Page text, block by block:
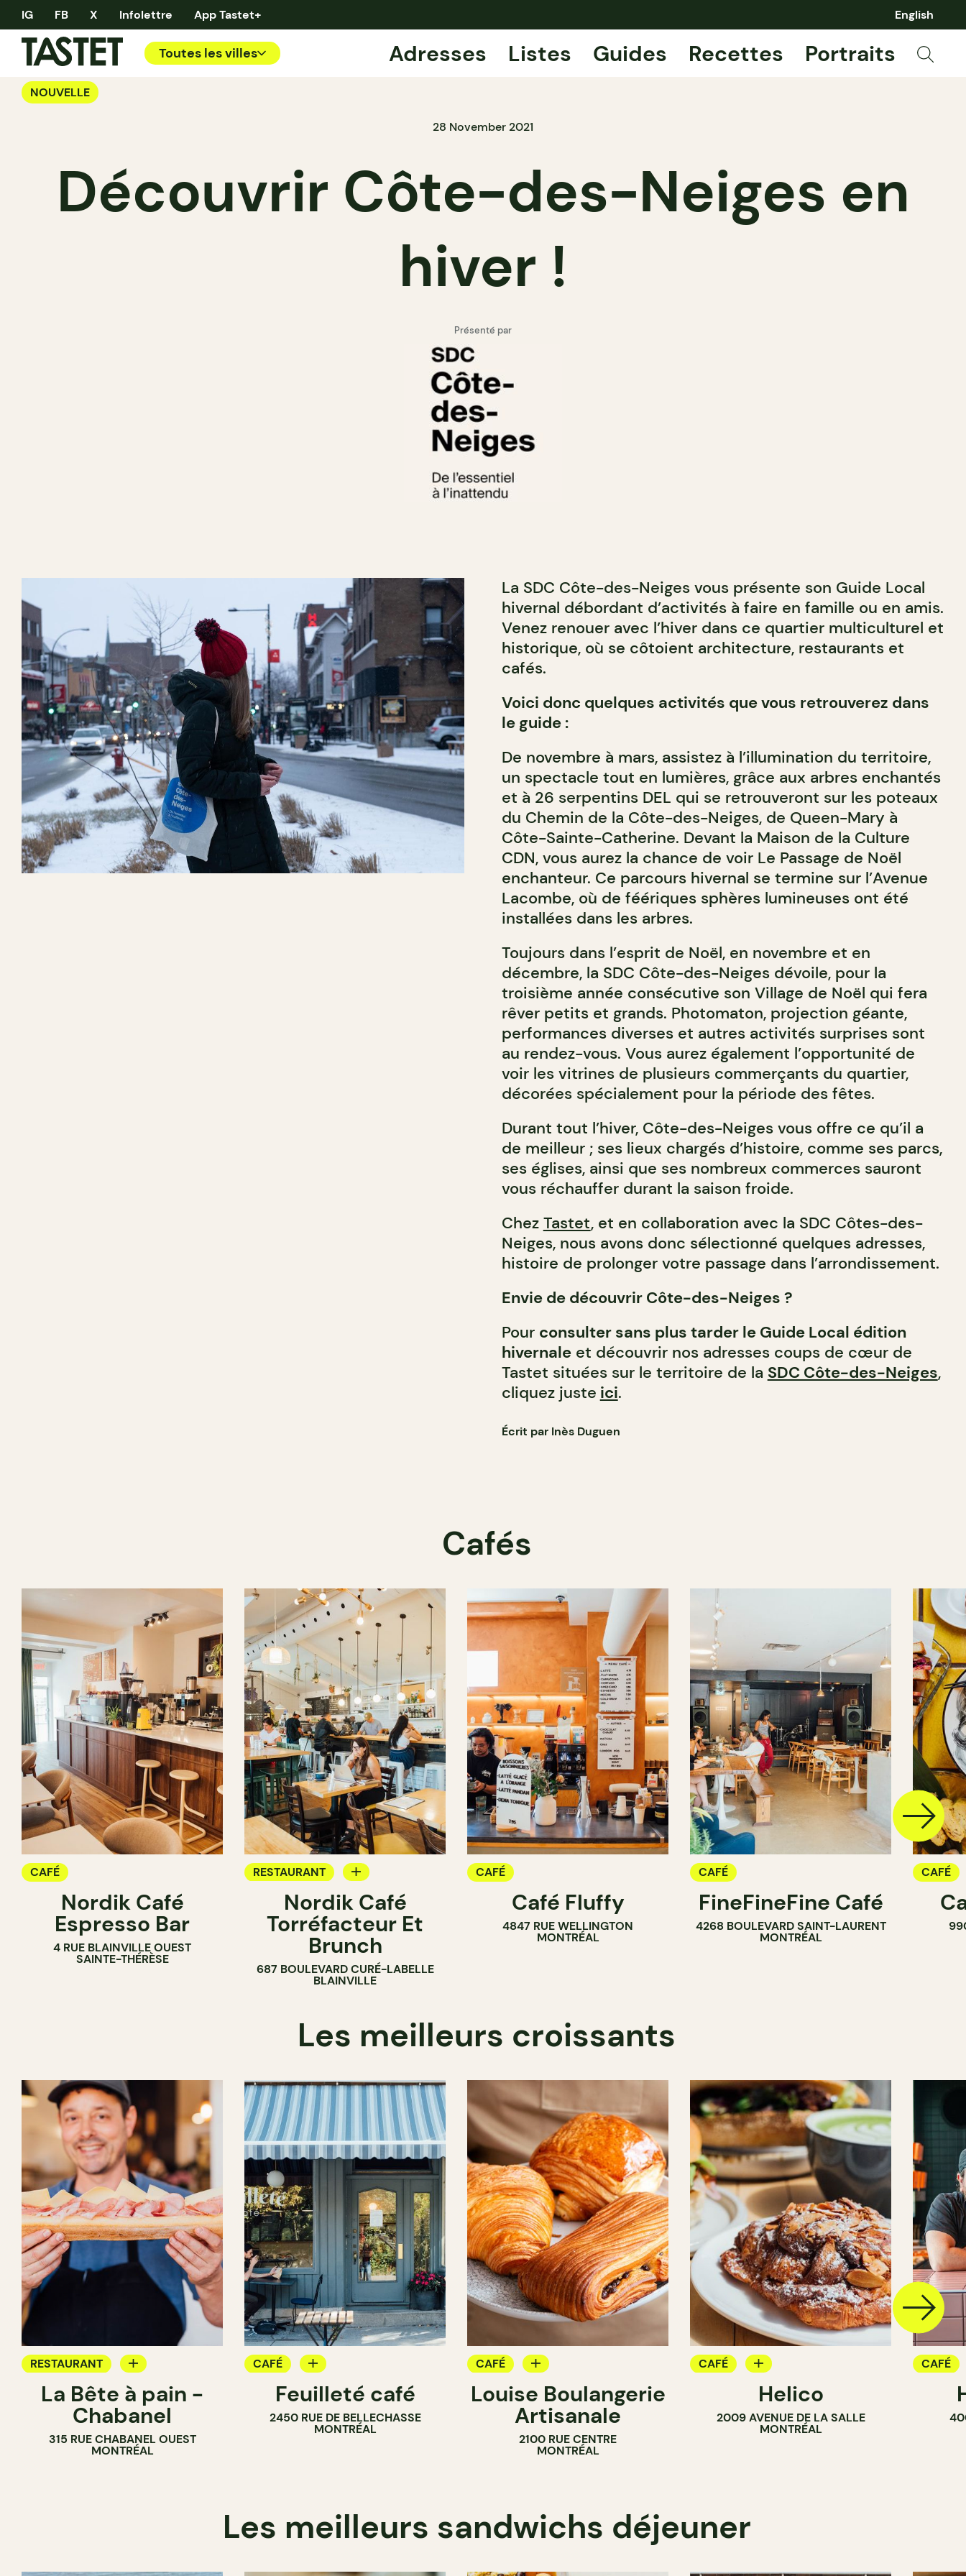
IG FB X Infolettre App Tastet+ English
Toutes les villes Adresses Listes Guides Recettes Portraits
NOUVELLE
28 November 2021
Découvrir Côte-des-Neiges en
hiver !
Présenté par
La SDC Côte-des-Neiges vous présente son Guide Local
hivernal débordant d’activités à faire en famille ou en amis.
Venez renouer avec l’hiver dans ce quartier multiculturel et
historique, où se côtoient architecture, restaurants et
cafés.
Voici donc quelques activités que vous retrouverez dans
le guide :
De novembre à mars, assistez à l’illumination du territoire,
un spectacle tout en lumières, grâce aux arbres enchantés
et à 26 serpentins DEL qui se retrouveront sur les poteaux
du Chemin de la Côte-des-Neiges, de Queen-Mary à
Côte-Sainte-Catherine. Devant la Maison de la Culture
CDN, vous aurez la chance de voir Le Passage de Noël
enchanteur. Ce parcours hivernal se termine sur l’Avenue
Lacombe, où de féériques sphères lumineuses ont été
installées dans les arbres.
Toujours dans l’esprit de Noël, en novembre et en
décembre, la SDC Côte-des-Neiges dévoile, pour la
troisième année consécutive son Village de Noël qui fera
rêver petits et grands. Photomaton, projection géante,
performances diverses et autres activités surprises sont
au rendez-vous. Vous aurez également l’opportunité de
voir les vitrines de plusieurs commerçants du quartier,
décorées spécialement pour la période des fêtes.
Durant tout l’hiver, Côte-des-Neiges vous offre ce qu’il a
de meilleur ; ses lieux chargés d’histoire, comme ses parcs,
ses églises, ainsi que ses nombreux commerces sauront
vous réchauffer durant la saison froide.
Chez Tastet, et en collaboration avec la SDC Côtes-des-
Neiges, nous avons donc sélectionné quelques adresses,
histoire de prolonger votre passage dans l’arrondissement.
Envie de découvrir Côte-des-Neiges ?
Pour consulter sans plus tarder le Guide Local édition
hivernaleet découvrir nos adresses coups de cœur de
Tastet situées sur le territoire de la SDC Côte-des-Neiges,
cliquez juste ici.
Écrit par Inès Duguen
Cafés
CAFÉ
Nordik Café
Espresso Bar
4 RUE BLAINVILLE OUEST
SAINTE-THÉRÈSE
RESTAURANT
Nordik Café
Torréfacteur Et
Brunch
687 BOULEVARD CURÉ-LABELLE
BLAINVILLE
CAFÉ
Café Fluffy
4847 RUE WELLINGTON
MONTRÉAL
CAFÉ
FineFineFine Café
4268 BOULEVARD SAINT-LAURENT
MONTRÉAL
CAFÉ
Les meilleurs croissants
RESTAURANT
CAFÉ
PÂTISSERIE
BOULANGERIE
La Bête à pain -
Chabanel
315 RUE CHABANEL OUEST
MONTRÉAL
CAFÉ
PÂTISSERIE
Feuilleté café
2450 RUE DE BELLECHASSE
MONTRÉAL
CAFÉ
PÂTISSERIE
BOULANGERIE
Louise Boulangerie
Artisanale
2100 RUE CENTRE
MONTRÉAL
CAFÉ
BOULANGERIE
COMPTOIR
Helico
2009 AVENUE DE LA SALLE
MONTRÉAL
CAFÉ
Les meilleurs sandwichs déjeuner